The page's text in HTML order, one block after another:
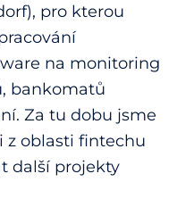
pro kterou
na monitoring
bankomatů
Za tu dobu jsme
z oblasti fintechu
další projekty